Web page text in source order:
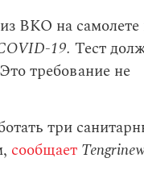
ВКО на самолете
19. Тест
требование не
три
сообщает